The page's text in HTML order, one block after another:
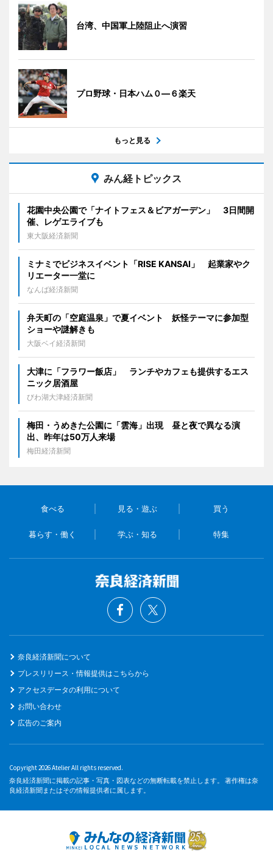
台湾、中国軍上陸阻止へ演習
プロ野球・日本ハム０―６楽天
もっと見る
みん経トピックス
花園中央公園で「ナイトフェス＆ビアガーデン」 3日間開
催、レゲエライブも
東大阪経済新聞
ミナミでビジネスイベント「RISE KANSAI」 起業家やク
リエーター一堂に
なんば経済新聞
弁天町の「空庭温泉」で夏イベント 妖怪テーマに参加型
ショーや謎解きも
大阪ベイ経済新聞
大津に「フラワー飯店」 ランチやカフェも提供するエス
ニック居酒屋
びわ湖大津経済新聞
梅田・うめきた公園に「雲海」出現 昼と夜で異なる演
出、昨年は50万人来場
梅田経済新聞
食べる 見る・遊ぶ 買う
暮らす・働く 学ぶ・知る 特集
奈良経済新聞について
プレスリリース・情報提供はこちらから
アクセスデータの利用について
お問い合わせ
広告のご案内
Copyright 2026 Atelier All rights reserved.
奈良経済新聞に掲載の記事・写真・図表などの無断転載を禁止します。 著作権は奈
良経済新聞またはその情報提供者に属します。